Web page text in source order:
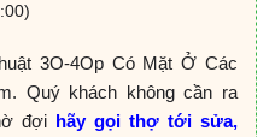
3O-4Op Có Mặt Ở Các
Quý khách không cần ra
đợi hãy gọi thợ tới sửa,